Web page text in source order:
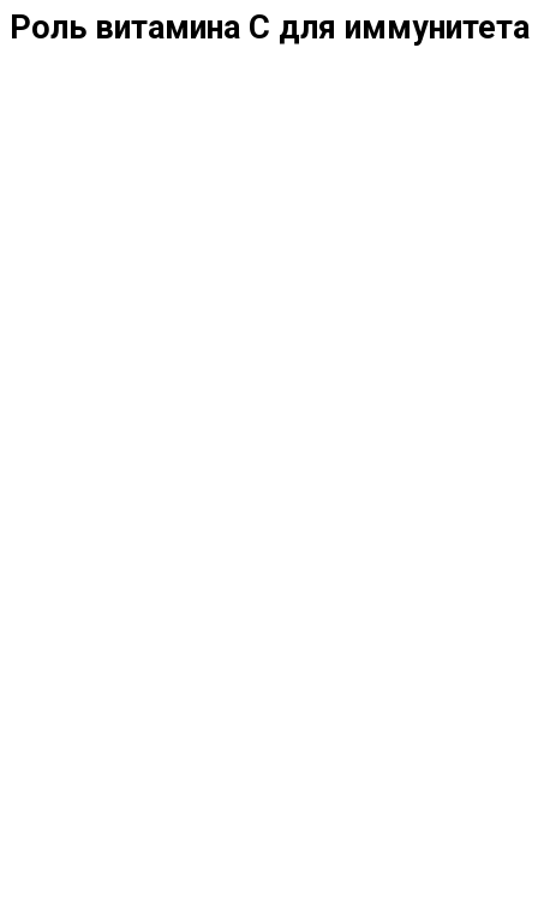
Роль витамина С для иммунитета